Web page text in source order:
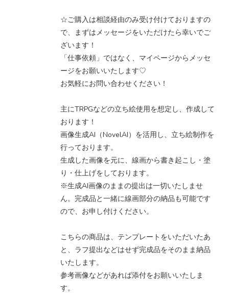
☆ご購入は相談経由のみ受け付けておりますの
で、まずはメッセージをいただけたら幸いでご
ざいます！
「仕事依頼」ではなく、マイページからメッセ
ージをお願いいたします♡
お気軽にお問い合わせください！
主にTRPGなどの立ち絵使用を想定し、作成して
おります！
画像生成AI（NovelAI）を活用し、立ち絵制作を
行っております。
生成した画像を元に、線画から書き起こし・塗
り・仕上げをしております。
※生成AI画像のままの提出は一切いたしませ
ん。完成品と一緒に線画部分の納品も可能です
ので、お申し付けください。
こちらの商品は、テンプレートをいただいたあ
と、ラフ提出などはせず完成品をそのまま納品
いたします。
参考画像などがあれば添付をお願いいたしま
す。